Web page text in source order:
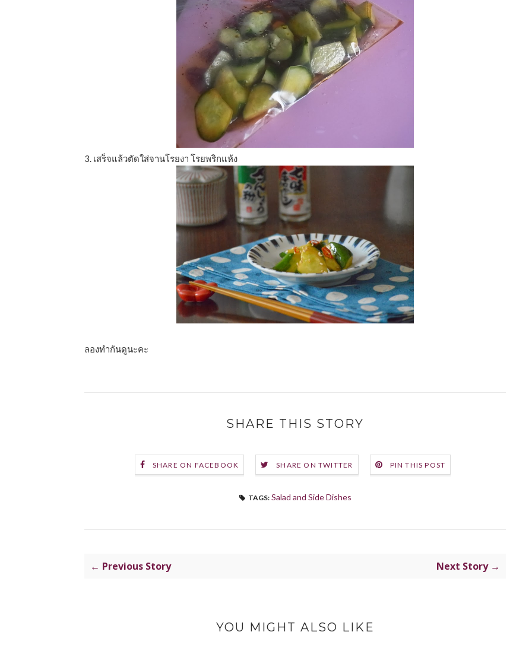
3. เสร็จแล้วตัดใส่จานโรยงา โรยพริกแห้ง
ลองทำกันดูนะคะ
SHARE THIS STORY
SHARE ON FACEBOOK SHARE ON TWITTER PIN THIS POST
TAGS: Salad and Side Dishes
← Previous Story Next Story →
YOU MIGHT ALSO LIKE